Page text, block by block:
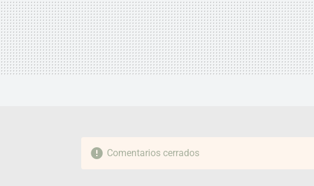
Comentarios cerrados